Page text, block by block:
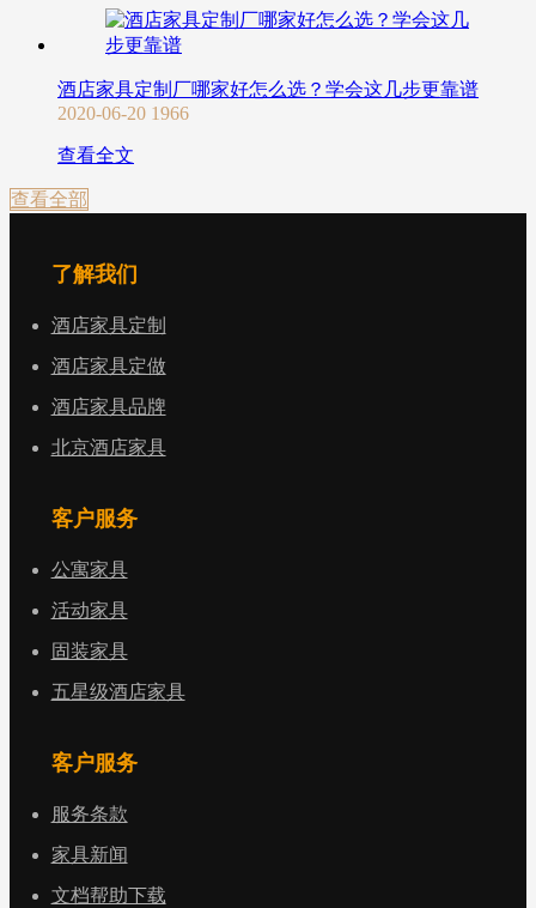
酒店家具定制厂哪家好怎么选？学会这几步更靠谱
2020-06-20 1966
查看全文
查看全部
了解我们
酒店家具定制
酒店家具定做
酒店家具品牌
北京酒店家具
客户服务
公寓家具
活动家具
固装家具
五星级酒店家具
客户服务
服务条款
家具新闻
文档帮助下载